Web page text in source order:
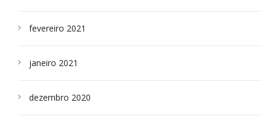
fevereiro 2021
janeiro 2021
dezembro 2020